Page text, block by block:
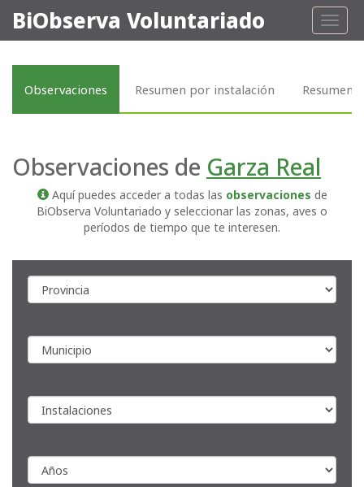
Toggle
BiObserva Voluntariado
Observaciones Resumen por instalación Resumen
Observaciones de Garza Real
Aquí puedes acceder a todas las observaciones de
BiObserva Voluntariado y seleccionar las zonas, aves o
períodos de tiempo que te interesen.